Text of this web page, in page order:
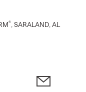
®, SARALAND, AL